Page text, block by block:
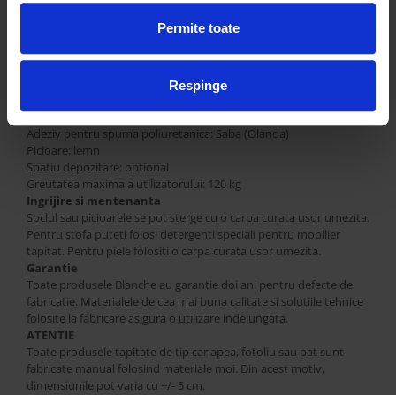
Permite toate
Respinge
Umplutura: spume poliuretanice elastice produse de Bayer, Basf
Adeziv cadru: Jowat (Germania)
Adeziv pentru spuma poliuretanica: Saba (Olanda)
Picioare: lemn
Spatiu depozitare: optional
Greutatea maxima a utilizatorului: 120 kg
Ingrijire si mentenanta
Soclul sau picioarele se pot sterge cu o carpa curata usor umezita.
Pentru stofa puteti folosi detergenti speciali pentru mobilier
tapitat. Pentru piele folositi o carpa curata usor umezita.
Garantie
Toate produsele Blanche au garantie doi ani pentru defecte de
fabricatie. Materialele de cea mai buna calitate si solutiile tehnice
folosite la fabricare asigura o utilizare indelungata.
ATENTIE
Toate produsele tapitate de tip canapea, fotoliu sau pat sunt
fabricate manual folosind materiale moi. Din acest motiv,
dimensiunile pot varia cu +/- 5 cm.